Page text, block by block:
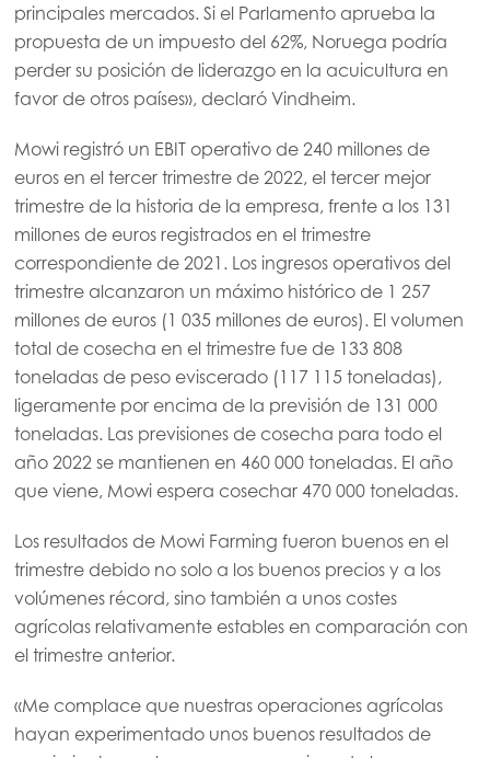
Mowi Global
Asia
Mowi China
Mowi Japan
Mowi Korea
Mowi Taiwan
Mowi Belgium (FR)
Mowi Belgium (NL)
principales mercados. Si el Parlamento aprueba la
propuesta de un impuesto del 62%, Noruega podría
perder su posición de liderazgo en la acuicultura en
favor de otros países», declaró Vindheim.
Mowi registró un EBIT operativo de 240 millones de
euros en el tercer trimestre de 2022, el tercer mejor
trimestre de la historia de la empresa, frente a los 131
millones de euros registrados en el trimestre
correspondiente de 2021. Los ingresos operativos del
trimestre alcanzaron un máximo histórico de 1 257
millones de euros (1 035 millones de euros). El volumen
total de cosecha en el trimestre fue de 133 808
toneladas de peso eviscerado (117 115 toneladas),
ligeramente por encima de la previsión de 131 000
toneladas. Las previsiones de cosecha para todo el
año 2022 se mantienen en 460 000 toneladas. El año
que viene, Mowi espera cosechar 470 000 toneladas.
Los resultados de Mowi Farming fueron buenos en el
trimestre debido no solo a los buenos precios y a los
volúmenes récord, sino también a unos costes
agrícolas relativamente estables en comparación con
el trimestre anterior.
«Me complace que nuestras operaciones agrícolas
hayan experimentado unos buenos resultados de